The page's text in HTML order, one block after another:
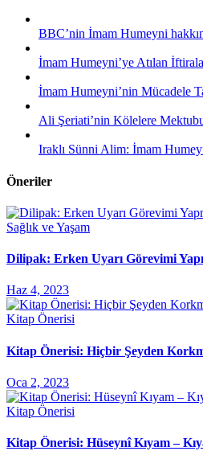
BBC’nin İmam Humeyni
İmam Humeyni’ye Atılan
İmam Humeyni’nin Mücadele
Ali Şeriati’nin Kölelere
Iraklı Sünni Alim: İmam
Öneriler
Sağlık ve Yaşam
Dilipak: Erken Uyarı Görevimi
Haz 4, 2023
Kitap Önerisi
Kitap Önerisi: Hiçbir Şeyden
Oca 2, 2023
Kitap Önerisi
Kitap Önerisi: Hüseynî Kıyam –